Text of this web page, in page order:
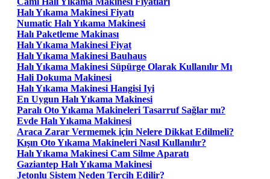
Halı Yıkama Makinesi Fiyatı
Numatic Halı Yıkama Makinesi
Halı Paketleme Makinası
Halı Yıkama Makinesi Fiyat
Halı Yıkama Makinesi Bauhaus
Halı Yıkama Makinesi Süpürge Olarak Kullanılır Mı
Hali Dokuma Makinesi
Halı Yıkama Makinesi Hangisi Iyi
En Uygun Halı Yıkama Makinesi
Paralı Oto Yıkama Makineleri Tasarruf Sağlar mı?
Evde Halı Yıkama Makinesi
Araca Zarar Vermemek için Nelere Dikkat Edilmeli?
Kışın Oto Yıkama Makineleri Nasıl Kullanılır?
Halı Yıkama Makinesi Cam Silme Aparatı
Gaziantep Halı Yıkama Makinesi
Jetonlu Sistem Neden Tercih Edilir?